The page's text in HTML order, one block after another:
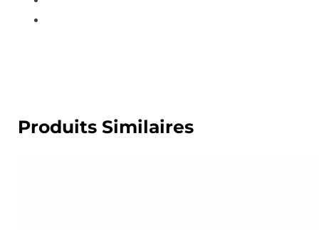
Produits Similaires